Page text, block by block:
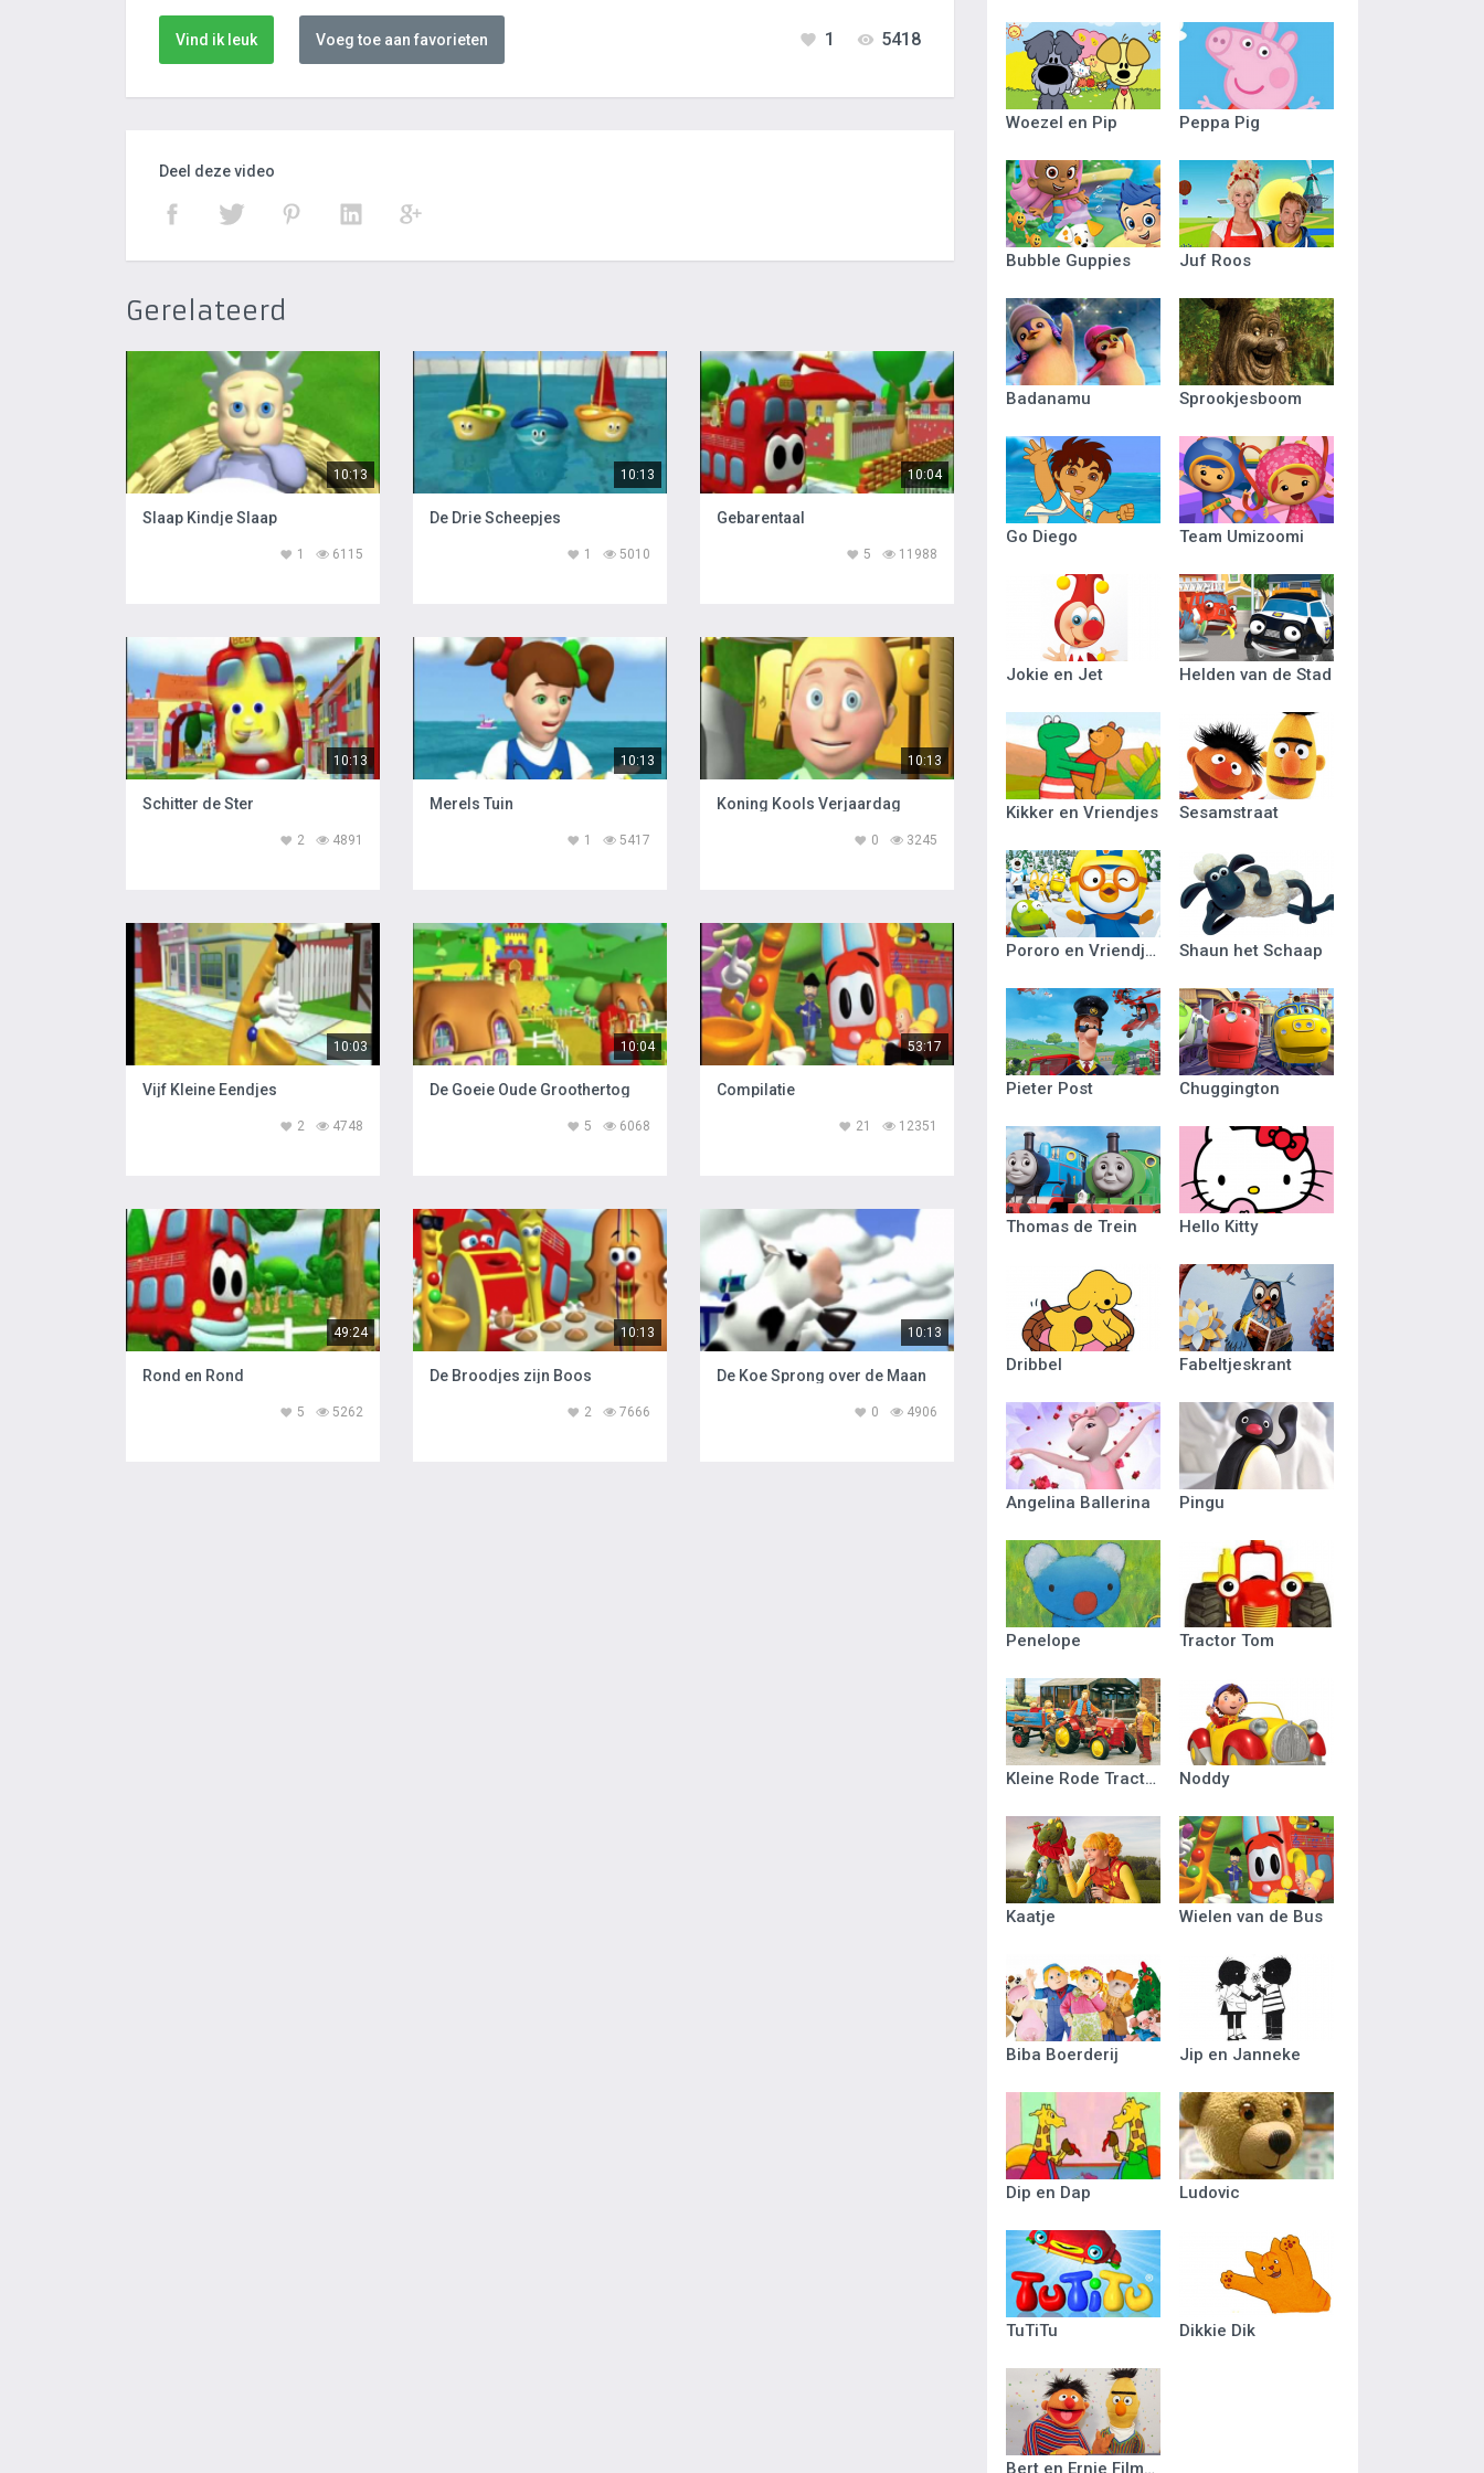
Vind ik leuk Voeg toe aan favorieten 5418
1
Deel deze video
Gerelateerd
10:13
Slaap Kindje Slaap
6115
1
10:13
De Drie Scheepjes
5010
1
10:04
Gebarentaal
11988
5
10:13
Schitter de Ster
4891
2
10:13
Merels Tuin
5417
1
10:13
Koning Kools Verjaardag
3245
0
10:03
Vijf Kleine Eendjes
4748
2
10:04
De Goeie Oude Groothertog
6068
5
53:17
Compilatie
12351
21
49:24
Rond en Rond
5262
5
10:13
De Broodjes zijn Boos
7666
2
10:13
De Koe Sprong over de Maan
4906
0
Woezel en Pip Peppa Pig
Bubble Guppies Juf Roos
Badanamu Sprookjesboom
Go Diego Team Umizoomi
Jokie en Jet Helden van de Stad
Kikker en Vriendjes Sesamstraat
Pororo en Vriendjes Shaun het Schaap
Pieter Post Chuggington
Thomas de Trein Hello Kitty
Dribbel Fabeltjeskrant
Angelina Ballerina Pingu
Penelope Tractor Tom
Kleine Rode Tractor Noddy
Kaatje Wielen van de Bus
Biba Boerderij Jip en Janneke
Dip en Dap Ludovic
TuTiTu Dikkie Dik
Bert en Ernie Filmpjes